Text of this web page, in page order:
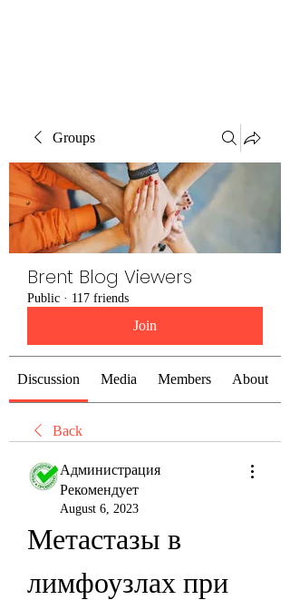
Groups
Brent Blog Viewers
Public · 117 friends
Join
Discussion Media Members About
Back
Администрация
Рекомендует
August 6, 2023
Метастазы в
лимфоузлах при